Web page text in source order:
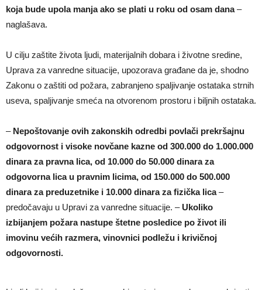
koja bude upola manja ako se plati u roku od osam dana–
naglašava.
U cilju zaštite života ljudi, materijalnih dobara i životne sredine,
Uprava za vanredne situacije, upozorava građane da je, shodno
Zakonu o zaštiti od požara, zabranjeno spaljivanje ostataka strnih
useva, spaljivanje smeća na otvorenom prostoru i biljnih ostataka.
– Nepoštovanje ovih zakonskih odredbi povlači prekršajnu
odgovornost i visoke novčane kazne od 300.000 do 1.000.000
dinara za pravna lica, od 10.000 do 50.000 dinara za
odgovorna lica u pravnim licima, od 150.000 do 500.000
dinara za preduzetnike i 10.000 dinara za fizička lica–
predočavaju u Upravi za vanredne situacije. – Ukoliko
izbijanjem požara nastupe štetne posledice po život ili
imovinu većih razmera, vinovnici podležu i krivičnoj
odgovornosti.